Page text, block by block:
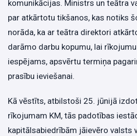
komunikācijas. Ministrs un teātra
par atkārtotu tikšanos, kas notiks
norāda, ka ar teātra direktori
darāmo darbu kopumu, lai
iespējams, apsvērtu termiņa
prasību ieviešanai.
Kā vēstīts, atbilstoši 25. jūnijā
rīkojumam KM, tās padotības
kapitālsabiedrībām jāievēro valsts